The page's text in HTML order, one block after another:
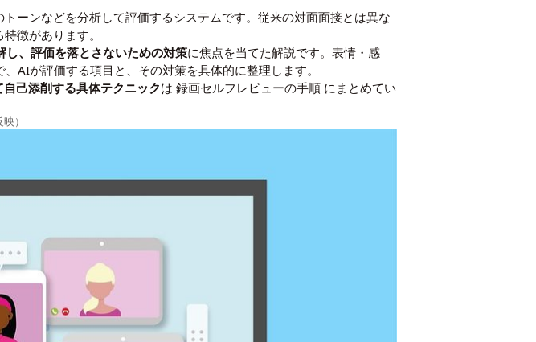
ーンなどを分析して評価するシステムです。従来の対面面接とは異な
徴があります。
し、評価を落とさないための対策に焦点を当てた解説です。表情・感
、AIが評価する項目と、その対策を具体的に整理します。
自己添削する具体テクニックは録画セルフレビューの手順 にまとめてい
）